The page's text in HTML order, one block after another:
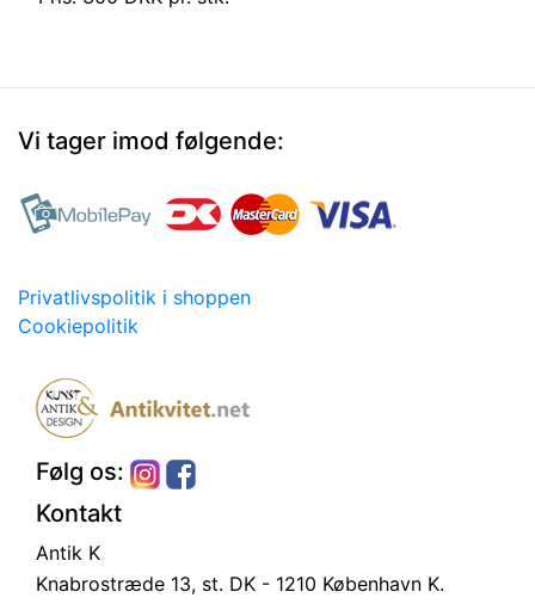
Vi tager imod følgende:
Privatlivspolitik i shoppen
Cookiepolitik
Følg os:
Kontakt
Antik K
Knabrostræde 13, st. DK - 1210 København K.